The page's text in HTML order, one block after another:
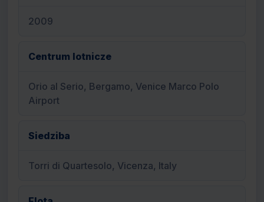
2009
Centrum lotnicze
Orio al Serio, Bergamo, Venice Marco Polo
Airport
Siedziba
Torri di Quartesolo, Vicenza, Italy